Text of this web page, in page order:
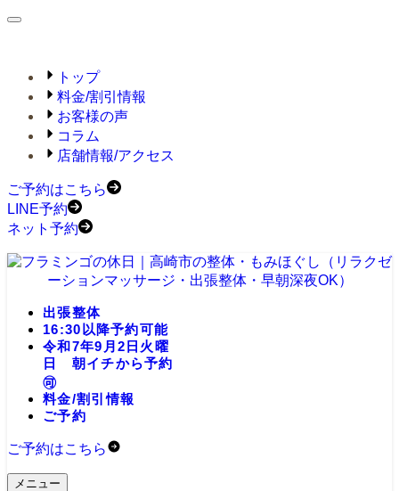
トップ
料金/割引情報
お客様の声
コラム
店舗情報/アクセス
ご予約はこちら
LINE予約
ネット予約
出張整体
16:30以降予約可能
令和7年9月2日火曜
日 朝イチから予約
🉑
料金/割引情報
ご予約
ご予約はこちら
メニュー